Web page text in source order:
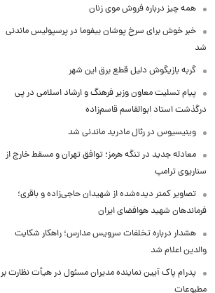
همه چیز درباره فروش موی زنان
خبر خوش برای سرخ پوشان بیفوما در پرسپولیس ماندنی
شد
گربه بازیگوش دلیل قطع برق این شهر
پیام تسلیت معاون وزیر فرهنگ و ارشاد اسلامی در پی
درگذشت استاد ابوالقاسم قاسم‌زاده
وینیسیوس در رئال مادرید ماندنی شد
معادله جدید در تنگه هرمز؛ توافق تهران و مسقط خارج از
سناریوی ترامپ
تصاویر کمتر دیده‌شده از شهیدان حاجی‌زاده و باقری؛
فرماندهان شهید هوافضای ایران
هشدار درباره تخلفات سرویس مدارس؛ راهکار شکایت
والدین اعلام شد
پدرام پاک آیین نماینده مدیران مسئول در هیأت نظارت بر
مطبوعات